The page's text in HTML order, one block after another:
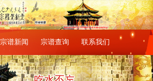
宗谱新闻 宗谱查询 联系我们